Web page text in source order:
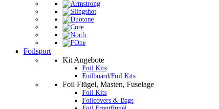
Foilsport
Kit Angebote
Foil Kits
Foilboard/Foil Kits
Foil Flügel, Masten, Fuselage
Foil Kits
Foilcovers & Bags